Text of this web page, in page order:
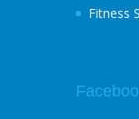
Fitness